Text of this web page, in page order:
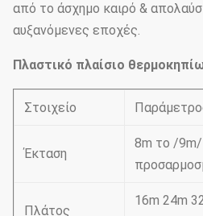
από το άσχημο καιρό &
αυξανόμενες εποχές.
Πλαστικό πλαίσιο
Στοιχείο
Έκταση
8m το /
Πλάτος
16m 24m